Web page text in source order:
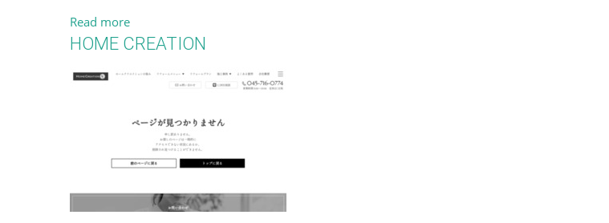
Read more
HOME CREATION